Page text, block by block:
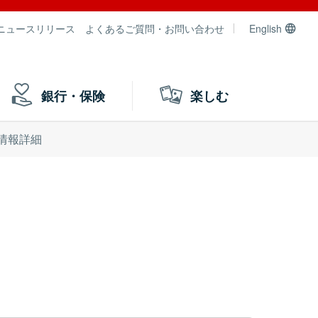
ュースリリース よくあるご質問・お問い合わせ English
銀行・保険 楽しむ
報詳細